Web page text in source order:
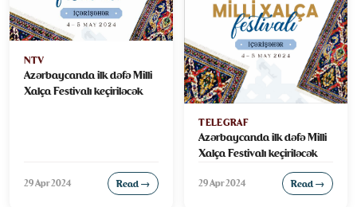
NTV
Azərbaycanda ilk dəfə Milli
Xalça Festivalı keçiriləcək
29 Apr 2024 Read →
TELEGRAF
Azərbaycanda ilk dəfə Milli
Xalça Festivalı keçiriləcək
29 Apr 2024 Read →